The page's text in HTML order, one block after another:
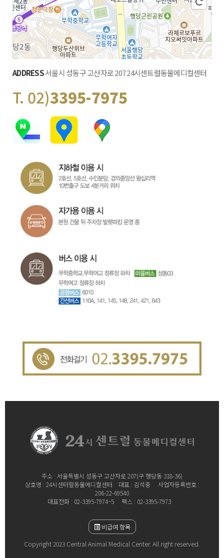
ADDRESS서울시 성동구 고산자로 207 24시센트럴동물메디컬센터
T. 02)3395-7975
주소 : 서울특별시 성동구 고산자로 207(구 행당동 318-36)
상호명 : 24시센터럴동물메디컬센터 대표 : 김석중 사업자등록번호 :
206-22-69540
대표전화 : 02-3395-7974~5 팩스 : 02-3395-7973
비급여 항목
Copyright 2023 Central Animal Medical Center. All right reserved.